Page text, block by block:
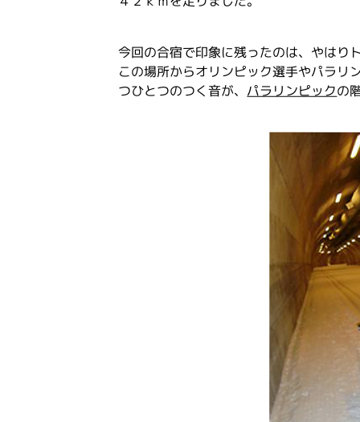
今回の合宿で印象に残ったのは、やはり
この場所からオリンピック選手やパラリ
つひとつのつく音が、 パラリンピックの